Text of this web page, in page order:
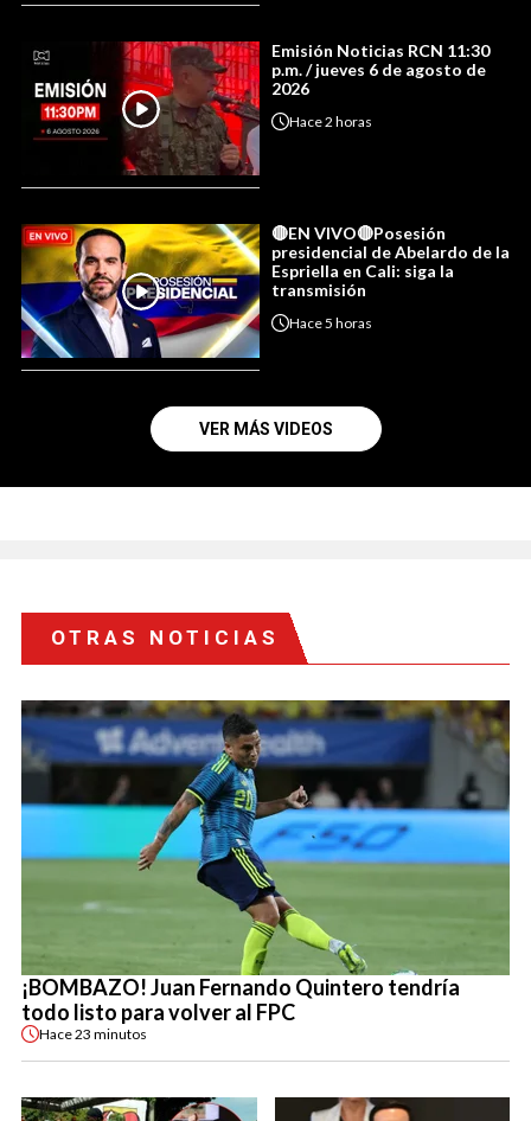
Emisión Noticias RCN 11:30
p.m. / jueves 6 de agosto de
2026
Hace2 horas
🔴EN VIVO🔴Posesión
presidencial de Abelardo de la
Espriella en Cali: siga la
transmisión
Hace5 horas
VER MÁS VIDEOS
OTRAS NOTICIAS
¡BOMBAZO! Juan Fernando Quintero tendría
todo listo para volver al FPC
Hace23 minutos